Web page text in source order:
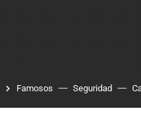
Famosos Seguridad